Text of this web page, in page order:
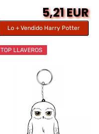
5,21 EUR
Lo + Vendido Harry Potter
TOP LLAVEROS